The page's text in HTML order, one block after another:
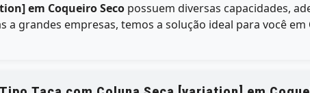
em Coqueiro Seco possuem diversas capacidades,
a grandes empresas, temos a solução ideal para você em